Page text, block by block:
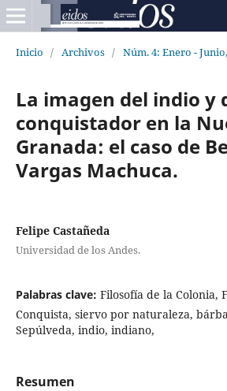
Inicio / Archivos / Núm. 4: Enero -
La imagen del indio y
conquistador en la
Granada: el caso de
Vargas Machuca.
Felipe Castañeda
Universidad de los Andes.
Palabras clave: Filosofía de la Colonia,
Conquista, siervo por naturaleza,
Sepúlveda, indio, indiano,
Resumen